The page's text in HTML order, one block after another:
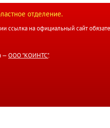
отделение.
ссылка на официальный сайт
— ООО "КОИНТС".